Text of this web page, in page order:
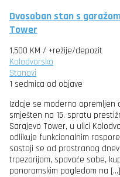
Dvosoban stan s
Tower
1,500 KM / +režije/depozit
Kolodvorska
Stanovi
1 sedmica od objave
Izdaje se moderno opremljen
smješten na 15. spratu
Sarajevo Tower, u ulici
odlikuje funkcionalnim
sastoji se od prostranog
trpezarijom, spavaće sobe,
panoramskim pogledom na […]